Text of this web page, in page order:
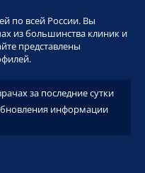
по всей России. Вы
из большинства клиник и
представлены
за последние сутки
информации